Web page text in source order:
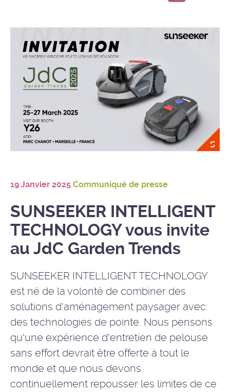
19 Janvier 2025 Communiqué de presse
SUNSEEKER INTELLIGENT
TECHNOLOGY vous invite
au JdC Garden Trends
SUNSEEKER INTELLIGENT TECHNOLOGY
est né de la volonté de combiner des
solutions d'aménagement paysager avec
des technologies de pointe. Nous pensons
qu'une expérience d'entretien de pelouse
sans effort devrait être offerte à tout le
monde et que nous devons
continuellement repousser les limites de ce